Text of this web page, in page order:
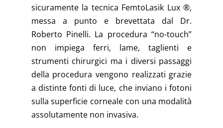
sicuramente la tecnica FemtoLasik Lux ®,
messa a punto e brevettata dal Dr.
Roberto Pinelli. La procedura “no-touch”
non impiega ferri, lame, taglienti e
strumenti chirurgici ma i diversi passaggi
della procedura vengono realizzati grazie
a distinte fonti di luce, che inviano i fotoni
sulla superficie corneale con una modalità
assolutamente non invasiva.